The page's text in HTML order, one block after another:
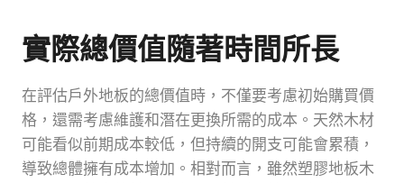
實際總價值隨著時間所長
在評估戶外地板的總價值時，不僅要考慮初始購買價
格，還需考慮維護和潛在更換所需的成本。天然木材
可能看似前期成本較低，但持續的開支可能會累積，
導致總體擁有成本增加。相對而言，雖然塑膠地板木